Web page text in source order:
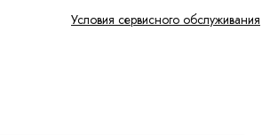
Условия сервисного обслуживания